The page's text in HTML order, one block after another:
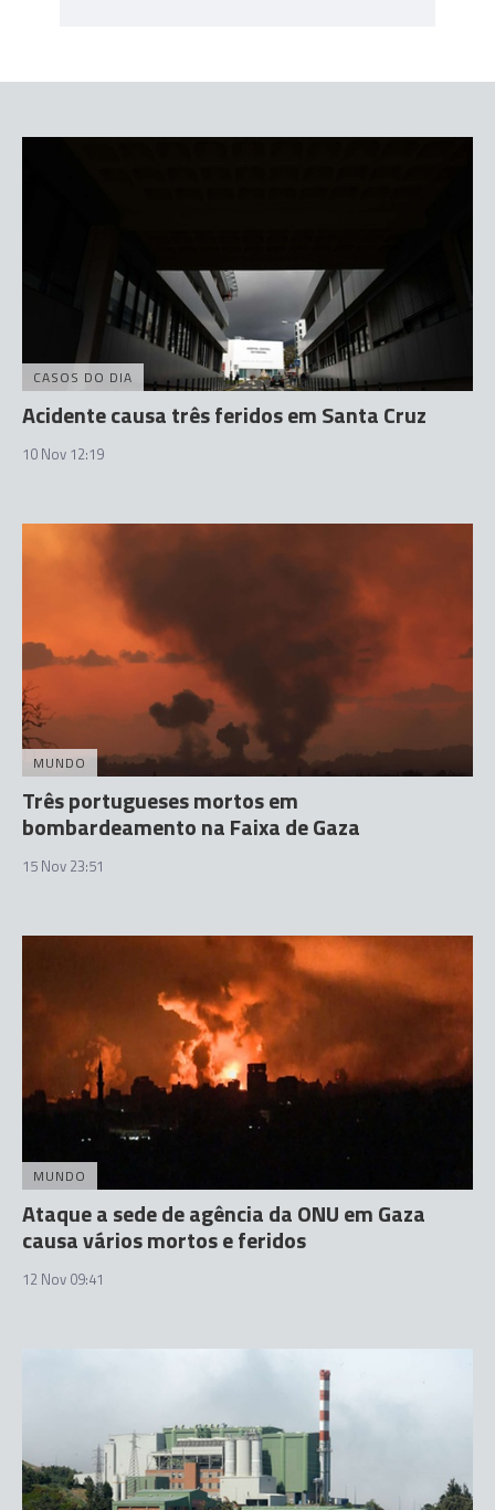
CASOS DO DIA
Acidente causa três feridos em Santa Cruz
10 Nov 12:19
MUNDO
Três portugueses mortos em
bombardeamento na Faixa de Gaza
15 Nov 23:51
MUNDO
Ataque a sede de agência da ONU em Gaza
causa vários mortos e feridos
12 Nov 09:41